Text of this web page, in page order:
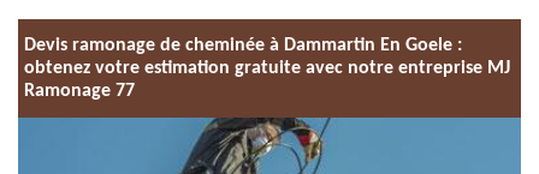
Devis ramonage de cheminée à Dammartin En Goele :
obtenez votre estimation gratuite avec notre entreprise MJ
Ramonage 77